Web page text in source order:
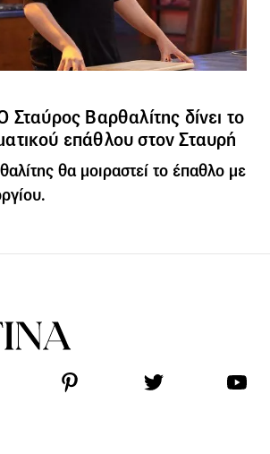
Βαρθαλίτης δίνει το
επάθλου στον Σταυρή
θα μοιραστεί το έπαθλο με